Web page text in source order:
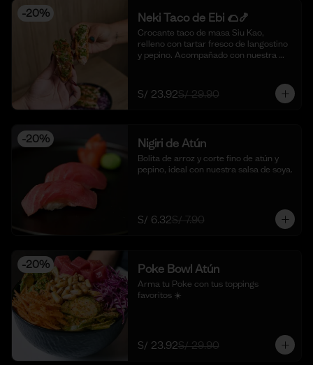
-20% Neki Taco de Ebi 🌮🍤
Crocante taco de masa Siu Kao,
relleno con tartar fresco de langostino
y pepino. Acompañado con nuestra
S/ 23.92S/ 29.90
-20% Nigiri de Atún
Bolita de arroz y corte fino de atún y
pepino, ideal con nuestra salsa de soya.
S/ 6.32S/ 7.90
-20% Poke Bowl Atún
Arma tu Poke con tus toppings
favoritos ☀️
S/ 23.92S/ 29.90